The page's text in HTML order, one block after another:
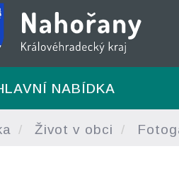
NABÍDKA
Život v obci